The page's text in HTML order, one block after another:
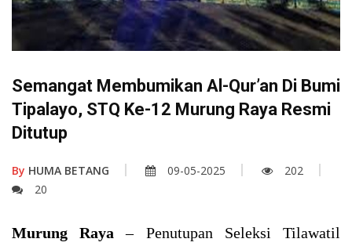
Semangat Membumikan Al-Qur’an Di Bumi
Tipalayo, STQ Ke-12 Murung Raya Resmi
Ditutup
By HUMA BETANG 09-05-2025
202
20
Murung Raya – Penutupan Seleksi Tilawatil